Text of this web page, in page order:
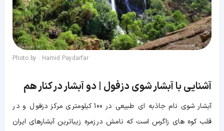
Photo by : Hamid Paydarfar
آشنایی با آبشار شوی دزفول | دو آبشار در کنار هم
آبشار شوی نام جاذبه ای طبیعی در 100 کیلومتری مرکز دزفول و در
قلب کوه های زاگرس است که نامش در زمره زیباترین آبشارهای ایران